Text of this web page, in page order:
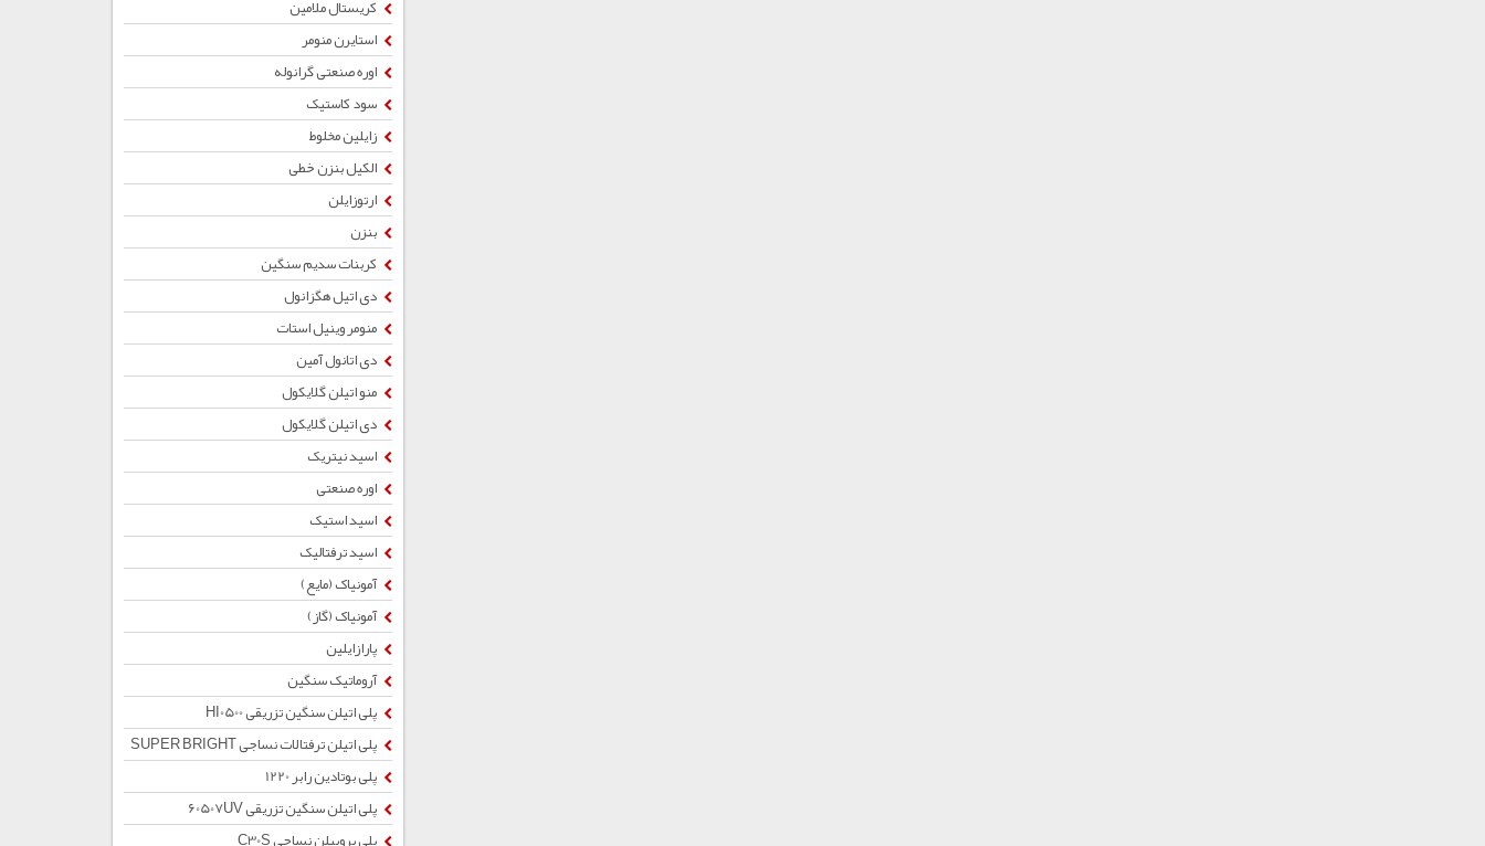
کریستال ملامین
استایرن منومر
اوره صنعتی گرانوله
سود کاستیک
زایلین مخلوط
الکیل بنزن خطی
ارتوزایلن
بنزن
کربنات سدیم سنگین
دی اتیل هگزانول
منومر وینیل استات
دی اتانول آمین
منو اتیلن گلایکول
دی اتیلن گلایکول
اسید نیتریک
اوره صنعتی
اسید استیک
اسید ترفتالیک
آمونیاک (مایع)
آمونیاک (گاز)
پارازایلین
آروماتیک سنگین
پلی اتیلن سنگین تزریقی HI0500
پلی اتیلن ترفتالات نساجی SUPER BRIGHT
پلی بوتادین رابر 1220
پلی اتیلن سنگین تزریقی 60507UV